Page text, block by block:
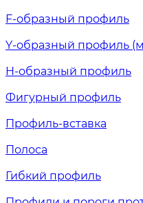
F-образный профиль
Y-образный профиль
H-образный профиль
Фигурный профиль
Профиль-вставка
Полоса
Гибкий профиль